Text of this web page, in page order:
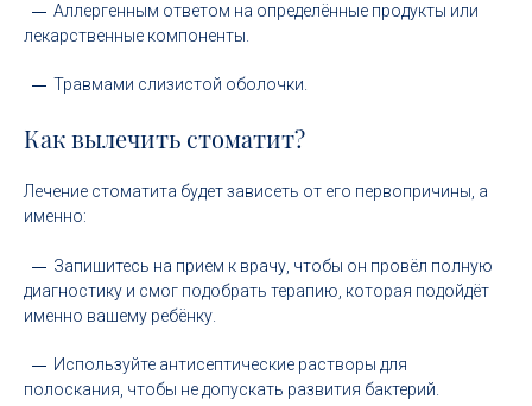
Аллергенным ответом на определённые продукты или
лекарственные компоненты.
Травмами слизистой оболочки.
Как вылечить стоматит?
Лечение стоматита будет зависеть от его первопричины, а
именно:
Запишитесь на прием к врачу, чтобы он провёл полную
диагностику и смог подобрать терапию, которая подойдёт
именно вашему ребёнку.
Используйте антисептические растворы для
полоскания, чтобы не допускать развития бактерий.